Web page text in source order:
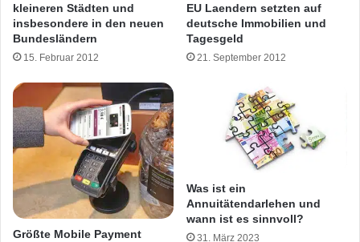
kleineren Städten und
insbesondere in den neuen
Bundesländern
15. Februar 2012
EU Laendern setzten auf
deutsche Immobilien und
Tagesgeld
21. September 2012
Größte Mobile Payment
Was ist ein
Annuitätendarlehen und
wann ist es sinnvoll?
31. März 2023